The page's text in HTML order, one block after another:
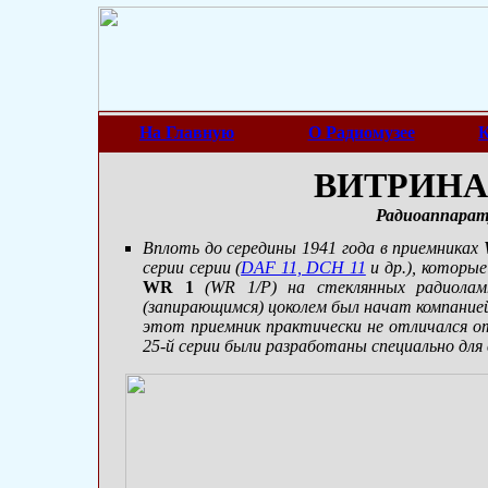
На Главную О Радиомузее
ВИТРИНА
Вплоть до середины 1941 года в приемниках
серии серии (DAF 11, DCH 11 и др.), которые
WR 1 (WR 1/P) на стеклянных
(запирающимся) цоколем был начат
этот приемник практически не отличался
25-й серии были разработаны специально